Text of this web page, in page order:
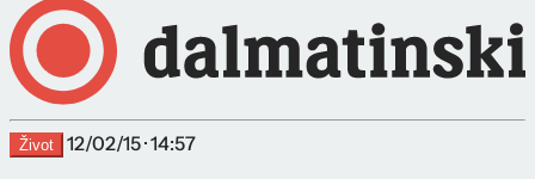
Život 12/02/15 · 14:57